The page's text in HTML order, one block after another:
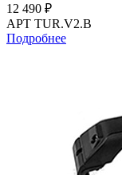
12 490 ₽
АРТ TUR.V2.B
Подробнее